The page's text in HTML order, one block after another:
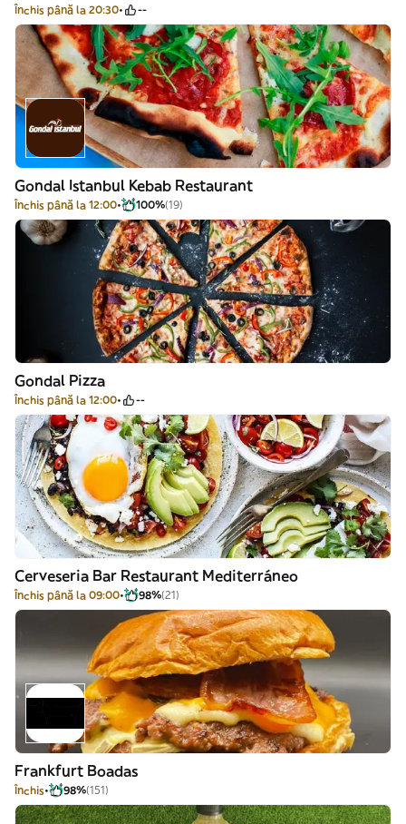
Închis până la 20:30 --
Gondal Istanbul Kebab Restaurant
Închis până la 12:00 100%(19)
Gondal Pizza
Închis până la 12:00 --
Cerveseria Bar Restaurant Mediterráneo
Închis până la 09:00 98%(21)
Frankfurt Boadas
Închis 98%(151)